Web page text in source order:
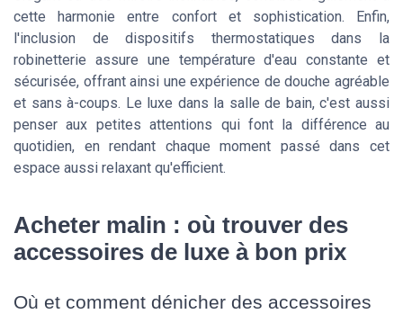
cette harmonie entre confort et sophistication. Enfin,
l'inclusion de dispositifs thermostatiques dans la
robinetterie assure une température d'eau constante et
sécurisée, offrant ainsi une expérience de douche agréable
et sans à-coups. Le luxe dans la salle de bain, c'est aussi
penser aux petites attentions qui font la différence au
quotidien, en rendant chaque moment passé dans cet
espace aussi relaxant qu'efficient.
Acheter malin : où trouver des
accessoires de luxe à bon prix
Où et comment dénicher des accessoires